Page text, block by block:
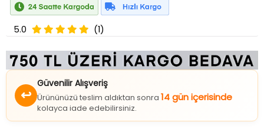
5.0 (1)
↩
Güvenilir Alışveriş
Ürününüzü teslim aldıktan sonra 14 gün içerisinde
kolayca iade edebilirsiniz.